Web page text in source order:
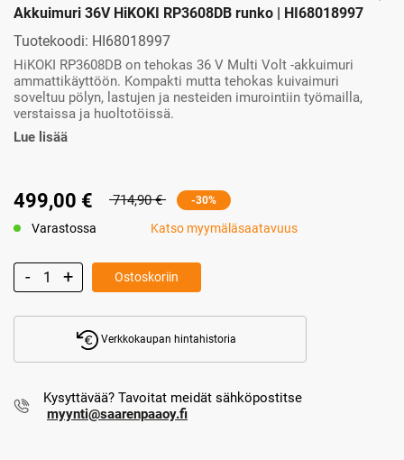
Akkuimuri 36V HiKOKI RP3608DB runko | HI68018997
Tuotekoodi: HI68018997
HiKOKI RP3608DB on tehokas 36 V Multi Volt -akkuimuri
ammattikäyttöön. Kompakti mutta tehokas kuivaimuri
soveltuu pölyn, lastujen ja nesteiden imurointiin työmailla,
verstaissa ja huoltotöissä.
Lue lisää
499,00 € 714,90 € -30%
Varastossa Katso myymäläsaatavuus
Ostoskoriin
Verkkokaupan hintahistoria
Kysyttävää? Tavoitat meidät sähköpostitse
myynti@saarenpaaoy.fi